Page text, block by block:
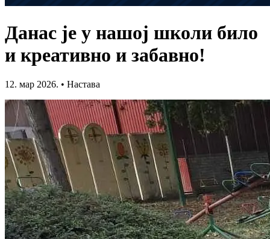
Данас је у нашој школи било
и креативно и забавно!
12. мар 2026. • Настава